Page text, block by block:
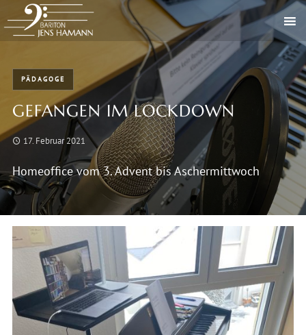
PÄDAGOGE
GEFANGEN IM LOCKDOWN
17. Februar 2021
Homeoffice vom 3. Advent bis Aschermittwoch